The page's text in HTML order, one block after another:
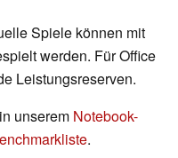
Spiele können mit
werden. Für Office
Leistungsreserven.
unserem Notebook-
.